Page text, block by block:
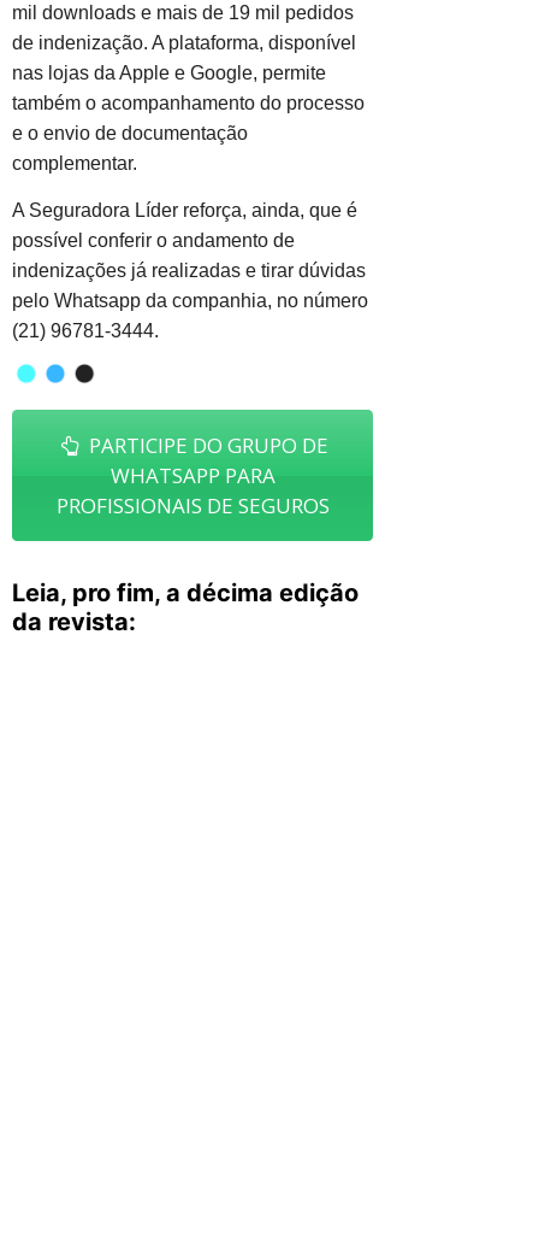
mil downloads e mais de 19 mil pedidos
de indenização. A plataforma, disponível
nas lojas da Apple e Google, permite
também o acompanhamento do processo
e o envio de documentação
complementar.
A Seguradora Líder reforça, ainda, que é
possível conferir o andamento de
indenizações já realizadas e tirar dúvidas
pelo Whatsapp da companhia, no número
(21) 96781-3444.
PARTICIPE DO GRUPO DE
WHATSAPP PARA
PROFISSIONAIS DE SEGUROS
Leia, pro fim, a décima edição
da revista: